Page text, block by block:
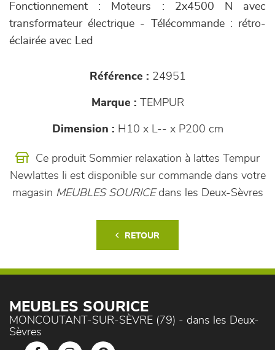
Fonctionnement : Moteurs : 2x4500 N avec
transformateur électrique - Télécommande : rétro-
éclairée avec Led
Référence : 24951
Marque : TEMPUR
Dimension : H10 x L-- x P200 cm
Ce produit Sommier relaxation à lattes Tempur
Newlattes Ii est disponible sur commande dans votre
magasin MEUBLES SOURICEdans les Deux-Sèvres
RETOUR
MEUBLES SOURICE
MONCOUTANT-SUR-SÈVRE (79) - dans les Deux-
Sèvres